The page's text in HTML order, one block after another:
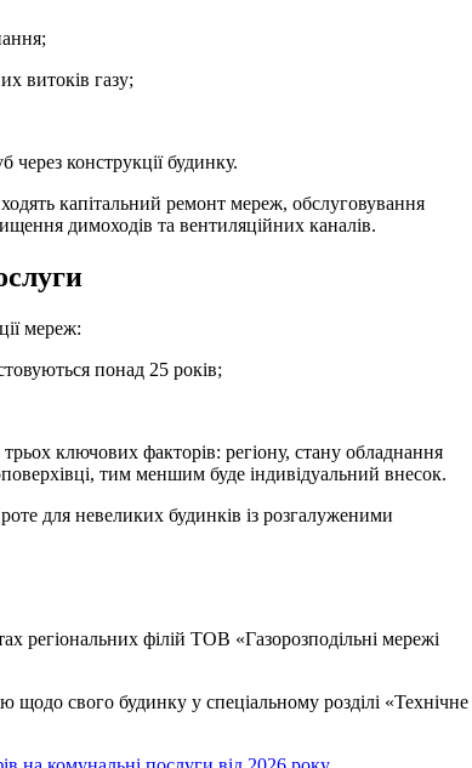
витоків газу;
через конструкції будинку.
капітальний ремонт мереж, обслуговування
димоходів та вентиляційних каналів.
мереж:
понад 25 років;
ключових факторів: регіону, стану обладнання
тим меншим буде індивідуальний внесок.
для невеликих будинків із розгалуженими
регіональних філій ТОВ «Газорозподільні мережі
щодо свого будинку у спеціальному розділі «Технічне